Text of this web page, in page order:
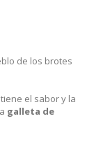
de los brotes
tiene el sabor y la
galleta de